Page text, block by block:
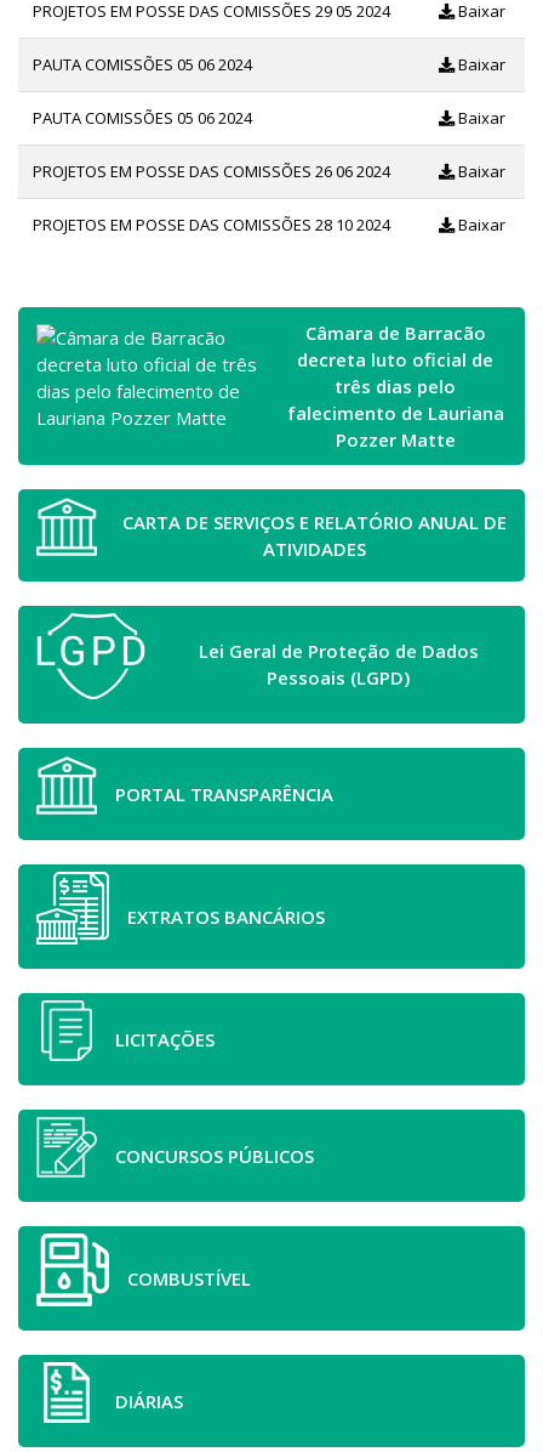
PROJETOS EM POSSE DAS COMISSÕES 29 05 2024 Baixar
PAUTA COMISSÕES 05 06 2024 Baixar
PAUTA COMISSÕES 05 06 2024 Baixar
PROJETOS EM POSSE DAS COMISSÕES 26 06 2024 Baixar
PROJETOS EM POSSE DAS COMISSÕES 28 10 2024 Baixar
Câmara de Barracão
decreta luto oficial de
três dias pelo
falecimento de Lauriana
Pozzer Matte
CARTA DE SERVIÇOS E RELATÓRIO ANUAL DE
ATIVIDADES
Lei Geral de Proteção de Dados
Pessoais (LGPD)
PORTAL TRANSPARÊNCIA
EXTRATOS BANCÁRIOS
LICITAÇÕES
CONCURSOS PÚBLICOS
COMBUSTÍVEL
DIÁRIAS